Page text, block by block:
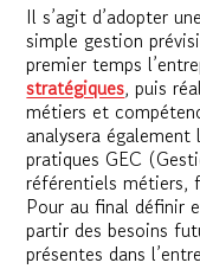
Il s’agit d’adopter
simple gestion
premier temps
stratégiques, puis
métiers et
analysera
pratiques GEC
référentiels métiers,
Pour au final définir
partir des besoins
présentes dans